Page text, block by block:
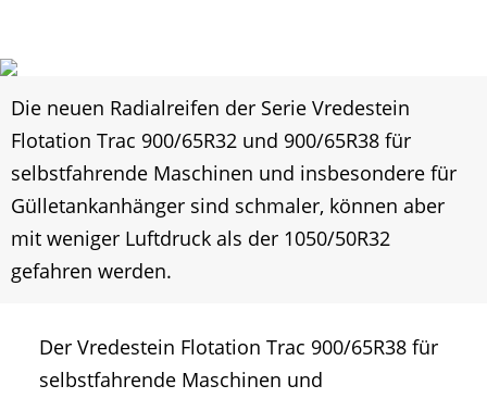
Die neuen Radialreifen der Serie Vredestein
Flotation Trac 900/65R32 und 900/65R38 für
selbstfahrende Maschinen und insbesondere für
Gülletankanhänger sind schmaler, können aber
mit weniger Luftdruck als der 1050/50R32
gefahren werden.
Der Vredestein Flotation Trac 900/65R38 für
selbstfahrende Maschinen und